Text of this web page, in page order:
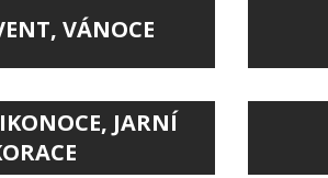
VÁNOCE
JARNÍ